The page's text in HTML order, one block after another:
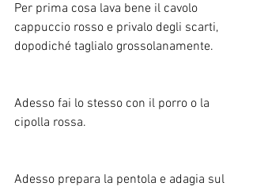
Per prima cosa lava bene il cavolo
cappuccio rosso e privalo degli scarti,
dopodiché taglialo grossolanamente.
Adesso fai lo stesso con il porro o la
cipolla rossa.
Adesso prepara la pentola e adagia sul